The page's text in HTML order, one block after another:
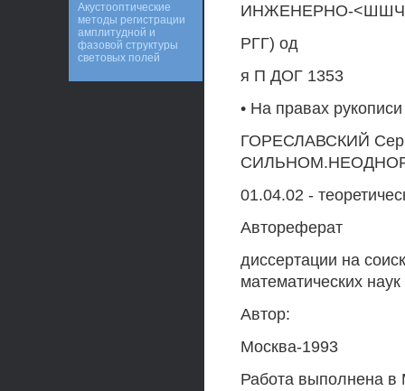
ИНЖЕНЕРНО-
РГГ) од
я П ДОГ 1353
• На правах рукописи
ГОРЕСЛАВСКИЙ
01.04.02 -
Автореферат
диссертации на
математических наук
Автор:
Москва-1993
Работа выполнена в
Акустооптические
методы регистрации
амплитудной и
фазовой структуры
световых полей